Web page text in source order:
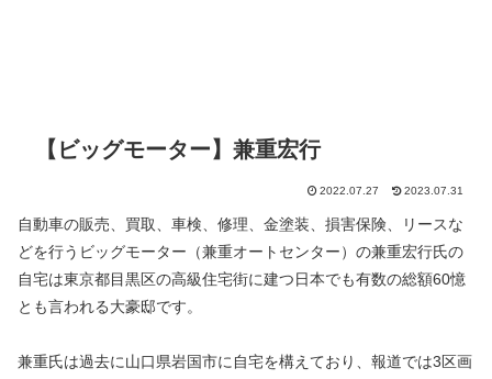
【ビッグモーター】兼重宏行
2022.07.27 2023.07.31
自動車の販売、買取、車検、修理、金塗装、損害保険、リースな
どを行うビッグモーター（兼重オートセンター）の兼重宏行氏の
自宅は東京都目黒区の高級住宅街に建つ日本でも有数の総額60憶
とも言われる大豪邸です。
兼重氏は過去に山口県岩国市に自宅を構えており、報道では3区画